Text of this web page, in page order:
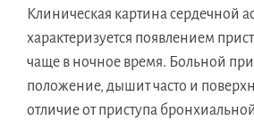
Клиническая картина сердечной
характеризуется появлением
чаще в ночное время. Больной
положение, дышит часто и
отличие от приступа